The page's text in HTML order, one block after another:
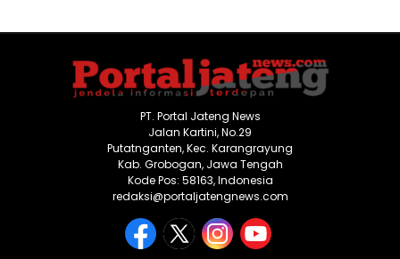
PT. Portal Jateng News
Jalan Kartini, No.29
Putatnganten, Kec. Karangrayung
Kab. Grobogan, Jawa Tengah
Kode Pos: 58163, Indonesia
redaksi@portaljatengnews.com